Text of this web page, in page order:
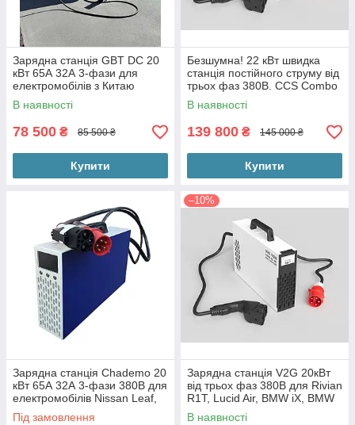
Зарядна станція GBT DC 20
кВт 65А 32А 3-фази для
електромобілів з Китаю
В наявності
78 500 ₴ 85 500 ₴
Купити
Безшумна! 22 кВт швидка
станція постійного струму від
трьох фаз 380В. CCS Combo
2 для Rivian R1T, Ford F150,
Lucid Air, BMW iX
В наявності
139 800 ₴ 145 000 ₴
Купити
Зарядна станція Chademo 20
кВт 65А 32А 3-фази 380В для
електромобілів Nissan Leaf,
Kia Soul, Lexus UX300e
Під замовлення
–10%
Зарядна станція V2G 20кВт
від трьох фаз 380В для Rivian
R1T, Lucid Air, BMW iX, BMW
i4 CCS 1 CCS 2 DC
В наявності